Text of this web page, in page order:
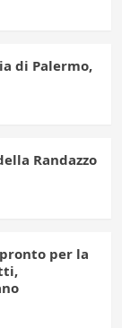
di Palermo,
Randazzo
per la